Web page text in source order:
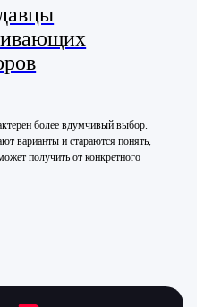
более вдумчивый выбор.
варианты и стараются понять,
получить от конкретного